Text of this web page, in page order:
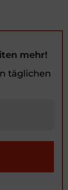
mehr!
täglichen